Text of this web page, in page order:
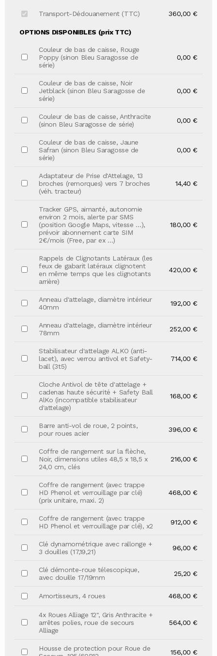
Transport-Dédouanement (TTC) 360,00 €
OPTIONS DISPONIBLES (prix TTC)
Couleur de bas de caisse, Rouge
Poppy (sinon Bleu Saragosse de
série)
0,00 €
Couleur de bas de caisse, Noir
Jetblack (sinon Bleu Saragosse de
série)
0,00 €
Couleur de bas de caisse, Anthracite
(sinon Bleu Saragosse de série)
0,00 €
Couleur de bas de caisse, Jaune
Safran (sinon Bleu Saragosse de
série)
0,00 €
Adaptateur de Prise d'Attelage, 13
broches (remorques) vers 7 broches
(véh. tracteur)
14,40 €
Tracker GPS, aimanté, autonomie
environ 2 mois, alerte par SMS
(position Google Maps, vitesse …),
prévoir abonnement carte SIM
2€/mois (Free, par ex …)
180,00 €
Rappels de Clignotants Latéraux (les
feux de gabarit latéraux clignotent
en même temps que les clignotants
arrière)
420,00 €
Anneau d'attelage, diamètre intérieur
40mm
192,00 €
Anneau d'attelage, diamètre intérieur
78mm
252,00 €
Stabilisateur d'attelage ALKO (anti-
lacet), avec verrou antivol et Safety-
ball (3t5)
714,00 €
Cloche Antivol de tête d'attelage +
cadenas haute sécurité + Safety Ball
AlKo (incompatible stabilisateur
d'attelage)
168,00 €
Barre anti-vol de roue, 2 points,
pour roues acier
396,00 €
Coffre de rangement sur la flèche,
Noir, dimensions utiles 48,5 x 18,5 x
24,0 cm, clés
216,00 €
Coffre de rangement (avec trappe
HD Phenol et verrouillage par clé)
(prix unitaire, maxi. 2)
468,00 €
Coffre de rangement (avec trappe
HD Phenol et verrouillage par clé), x2
912,00 €
Clé dynamométrique avec rallonge +
3 douilles (17,19,21)
96,00 €
Clé démonte-roue télescopique,
avec douille 17/19mm
25,20 €
Amortisseurs, 4 roues 468,00 €
4x Roues Alliage 12", Gris Anthracite +
arrêtes polies, roue de secours
Alliage
564,00 €
Housse de protection pour Roue de
156,00 €